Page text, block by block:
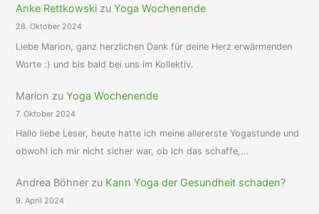
Anke Rettkowski zuYoga Wochenende
28. Oktober 2024
Liebe Marion, ganz herzlichen Dank für deine Herz erwärmenden
Worte :) und bis bald bei uns im Kollektiv.
Marion zuYoga Wochenende
7. Oktober 2024
Hallo liebe Leser, heute hatte ich meine allererste Yogastunde und
obwohl ich mir nicht sicher war, ob ich das schaffe,…
Andrea Böhner zu Kann Yoga der Gesundheit schaden?
9. April 2024